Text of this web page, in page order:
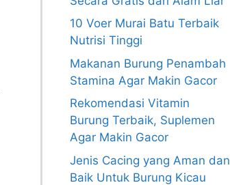
10 Voer Murai Batu Terbaik
Nutrisi Tinggi
Makanan Burung Penambah
Stamina Agar Makin Gacor
Rekomendasi Vitamin
Burung Terbaik, Suplemen
Agar Makin Gacor
Jenis Cacing yang Aman dan
Baik Untuk Burung Kicau